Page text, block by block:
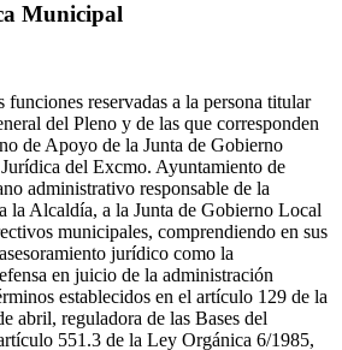
Municipal
funciones reservadas a la persona titular
del Pleno y de las que corresponden
de Apoyo de la Junta de Gobierno
del Excmo. Ayuntamiento de
administrativo responsable de la
la Alcaldía, a la Junta de Gobierno Local
municipales, comprendiendo en sus
jurídico como la
en juicio de la administración
establecidos en el artículo 129 de la
abril, reguladora de las Bases del
551.3 de la Ley Orgánica 6/1985,